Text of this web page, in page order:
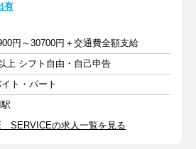
有
円～30700円＋交通費全額支給
上 シフト自由・自己申告
ト・パート
の求人一覧を見る